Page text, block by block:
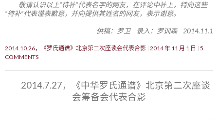
敬请认识以上“待补”代表名字的网友，在评论中补上，特向这些
“待补”代表谨表歉意，并向提供其姓名的网友，表示谢意。
供稿：罗卫 录入：罗训森 2014.11.1
2014.10.26，《罗氏通谱》北京第二次座谈会代表合影 2014 年 11 月 1 日
5
COMMENTS
2014.7.27，《中华罗氏通谱》北京第二次座谈
会筹备会代表合影